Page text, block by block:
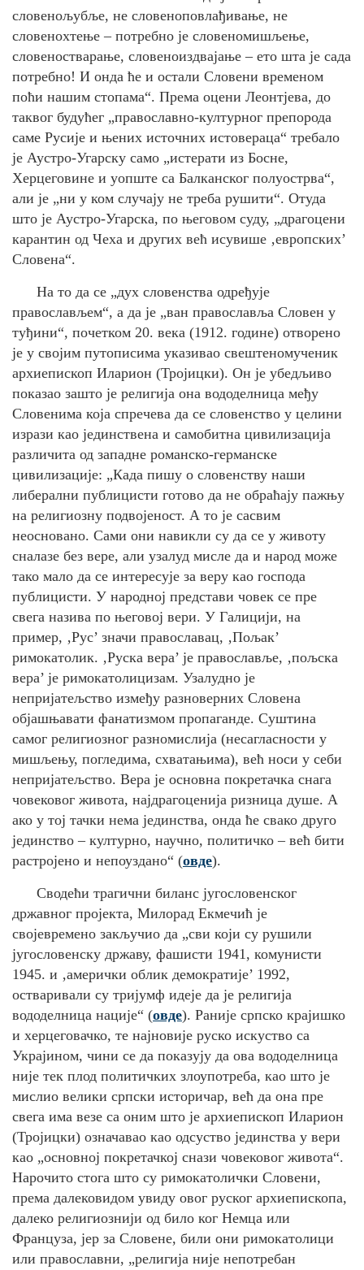
словенољубље, не словеноповлађивање, не
словенохтење – потребно је словеномишљење,
словеностварање, словеноиздвајање – ето шта је сада
потребно! И онда ће и остали Словени временом
поћи нашим стопама“. Према оцени Леонтјева, до
таквог будућег „православно-културног препорода
саме Русије и њених источних истовераца“ требало
је Аустро-Угарску само „истерати из Босне,
Херцеговине и уопште са Балканског полуострва“,
али је „ни у ком случају не треба рушити“. Отуда
што је Аустро-Угарска, по његовом суду, „драгоцени
карантин од Чеха и других већ исувише ‚европских’
Словена“.
На то да се „дух словенства одређује
православљем“, а да је „ван православља Словен у
туђини“, почетком 20. века (1912. године) отворено
је у својим путописима указивао свештеномученик
архиепископ Иларион (Тројицки). Он је убедљиво
показао зашто је религија она вододелница међу
Словенима која спречева да се словенство у целини
изрази као јединствена и самобитна цивилизација
различита од западне романско-германске
цивилизације: „Када пишу о словенству наши
либерални публицисти готово да не обраћају пажњу
на религиозну подвојеност. А то је сасвим
неосновано. Сами они навикли су да се у животу
сналазе без вере, али узалуд мисле да и народ може
тако мало да се интересује за веру као господа
публицисти. У народној представи човек се пре
свега назива по његовој вери. У Галицији, на
пример, ‚Рус’ значи православац, ‚Пољак’
римокатолик. ‚Руска вера’ је православље, ‚пољска
вера’ је римокатолицизам. Узалудно је
непријатељство између разноверних Словена
објашњавати фанатизмом пропаганде. Суштина
самог религиозног разномислија (несагласности у
мишљењу, погледима, схватањима), већ носи у себи
непријатељство. Вера је основна покретачка снага
човековог живота, најдрагоценија ризница душе. А
ако у тој тачки нема јединства, онда ће свако друго
јединство – културно, научно, политичко – већ бити
растројено и непоуздано“ (овде).
Сводећи трагични биланс југословенског
државног пројекта, Милорад Екмечић је
својевремено закључио да „сви који су рушили
југословенску државу, фашисти 1941, комунисти
1945. и ‚амерички облик демократије’ 1992,
остваривали су тријумф идеје да је религија
вододелница нације“ (овде). Раније српско крајишко
и херцеговачко, те најновије руско искуство са
Украјином, чини се да показују да ова вододелница
није тек плод политичких злоупотреба, као што је
мислио велики српски историчар, већ да она пре
свега има везе са оним што је архиепископ Иларион
(Тројицки) означавао као одсуство јединства у вери
као „основној покретачкој снази човековог живота“.
Нарочито стога што су римокатолички Словени,
према далековидом увиду овог руског архиепископа,
далеко религиознији од било ког Немца или
Француза, јер за Словене, били они римокатолици
или православни, „религија није непотребан